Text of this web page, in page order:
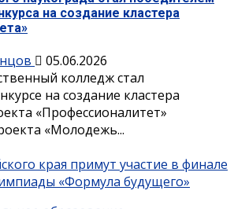
на создание кластера
05.06.2026
колледж стал
на создание кластера
«Профессионалитет»
«Молодежь...
края примут участие в финале
«Формула будущего»